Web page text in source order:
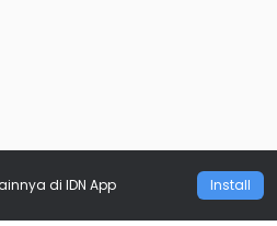
di IDN App Install